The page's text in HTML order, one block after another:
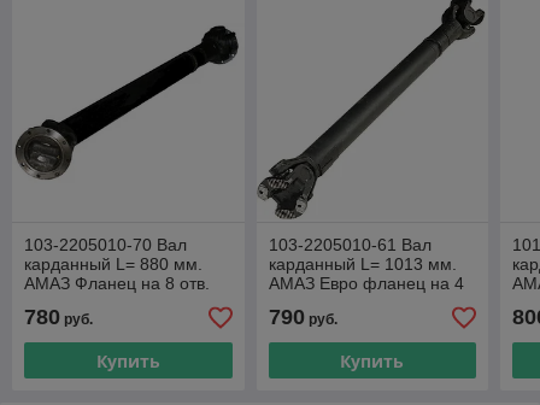
103-2205010-70 Вал
карданный L= 880 мм.
АМАЗ Фланец на 8 отв.
780 руб.
Купить
103-2205010-61 Вал
карданный L= 1013 мм.
АМАЗ Евро фланец на 4
790руб.
Купить